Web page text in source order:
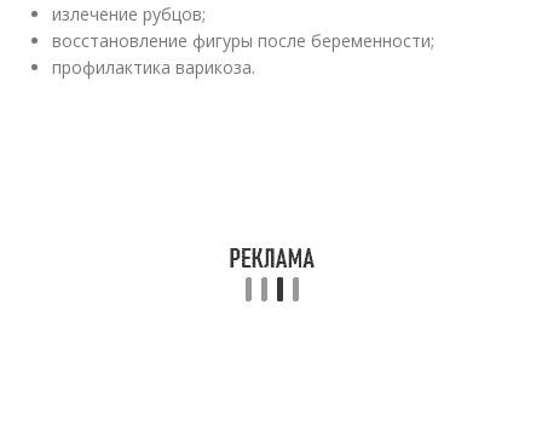
излечение рубцов;
восстановление фигуры после беременности;
профилактика варикоза.